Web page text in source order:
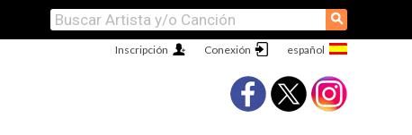
⚲
Conexión
Inscripción